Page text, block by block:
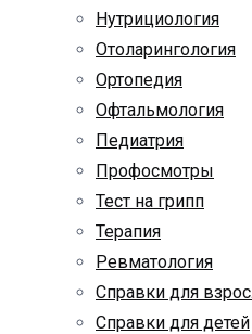
Нутрициология
Отоларингология
Ортопедия
Офтальмология
Педиатрия
Профосмотры
Тест на грипп
Терапия
Ревматология
Справки для
Справки для детей